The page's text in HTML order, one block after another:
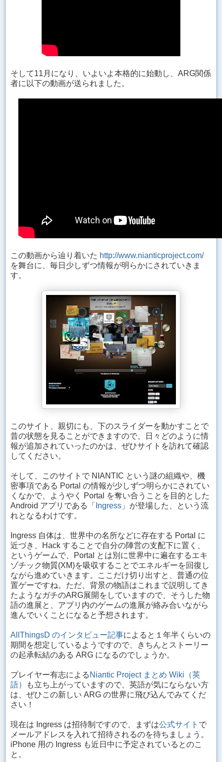
そして11月になり、いよいよ本格的に始動し、ARG関係
者に以下の動画が送られました。
この動画から辿り着いた http://www.nianticproject.com/
を舞台に、毎日少しずつ情報が明らかにされていきま
す。
このサイト、親切にも、下のスライダーを動かすことで
昔の状態を見ることができますので、日々どのように情
報が追加されていったのかは、ぜひサイトを訪れて確認
してください。
そして、このサイトで NIANTIC という謎の組織や、機
密事項である Portal の情報が少しずつ明らかにされてい
くなかで、ようやく Portal を奪い合うことを目的とした
Android アプリである「
Ingress 」が登場した、という流
れとなるわけです。
Ingress 自体は、世界中の名所などに存在する Portal に
近づき、Hack することで自分の陣営の支配下に置く、
というゲームで、Portal とは別に世界中に遍在するエキ
ゾチック物質(XM)を吸収することでエネルギーを回復し
ながら進めていきます。ここだけ切り出すと、普通の位
置ゲーですね。ただ、背景の物語はこれまで説明してき
たようなガチのARG展開をしていますので、そうした物
語の進展と、アプリ内のゲームの進展が絡み合いながら
進んでいくことになると予想されます。
AllThingsD のインタビュー記事によると１年半くらいの
期間を想定しているようですので、きちんとストーリー
の起承転結のある ARG になるのでしょうか。
プレイヤー有志による Niantic Project まとめ Wiki（英
語）
も立ち上がっていますので、英語が気にならない方
は、ぜひこの新しい ARG の世界に飛び込んでみてくだ
さい！
現在は Ingress は招待制ですので、まずは公式サイト で
メールアドレスを入れて招待されるのを待ちましょう。
iPhone 用の Ingress も近日中に予定されているとのこ
と。